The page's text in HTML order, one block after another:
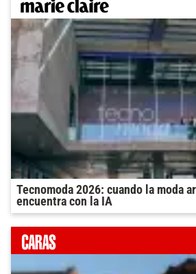
Tecnomoda 2026: cuando la moda
encuentra con la IA